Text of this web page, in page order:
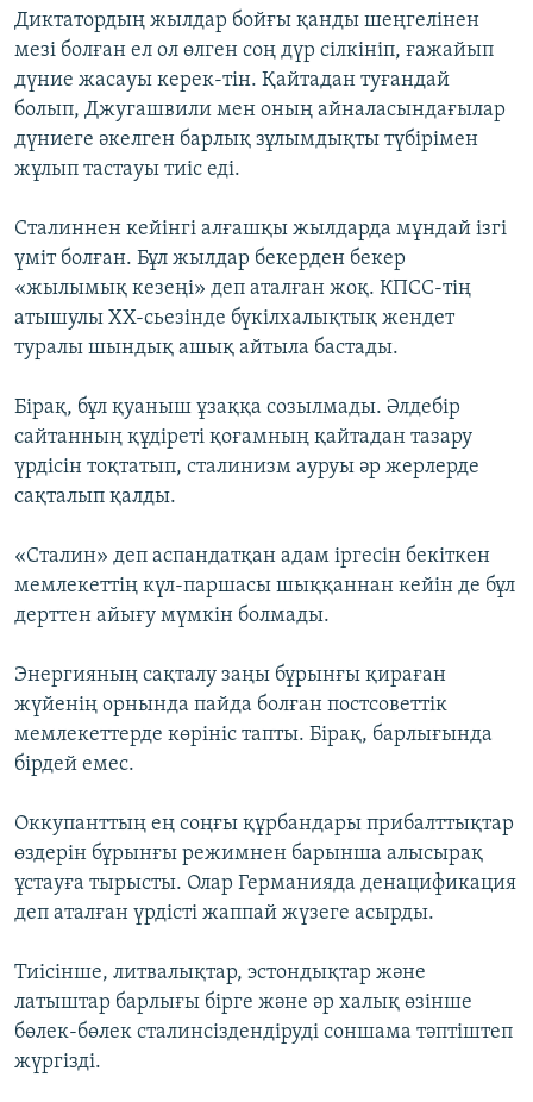
Диктатордың жылдар бойғы қанды шеңгелінен
мезі болған ел ол өлген соң дүр сілкініп, ғажайып
дүние жасауы керек-тін. Қайтадан туғандай
болып, Джугашвили мен оның айналасындағылар
дүниеге әкелген барлық зұлымдықты түбірімен
жұлып тастауы тиіс еді.
Сталиннен кейінгі алғашқы жылдарда мұндай ізгі
үміт болған. Бұл жылдар бекерден бекер
«жылымық кезеңі» деп аталған жоқ. КПСС-тің
атышулы ХХ-сьезінде бүкілхалықтық жендет
туралы шындық ашық айтыла бастады.
Бірақ, бұл қуаныш ұзаққа созылмады. Әлдебір
сайтанның құдіреті қоғамның қайтадан тазару
үрдісін тоқтатып, сталинизм ауруы әр жерлерде
сақталып қалды.
«Сталин» деп аспандатқан адам іргесін бекіткен
мемлекеттің күл-паршасы шыққаннан кейін де бұл
дерттен айығу мүмкін болмады.
Энергияның сақталу заңы бұрынғы қираған
жүйенің орнында пайда болған постсоветтік
мемлекеттерде көрініс тапты. Бірақ, барлығында
бірдей емес.
Оккупанттың ең соңғы құрбандары прибалттықтар
өздерін бұрынғы режимнен барынша алысырақ
ұстауға тырысты. Олар Германияда денацификация
деп аталған үрдісті жаппай жүзеге асырды.
Тиісінше, литвалықтар, эстондықтар және
латыштар барлығы бірге және әр халық өзінше
бөлек-бөлек сталинсіздендіруді соншама тәптіштеп
жүргізді.